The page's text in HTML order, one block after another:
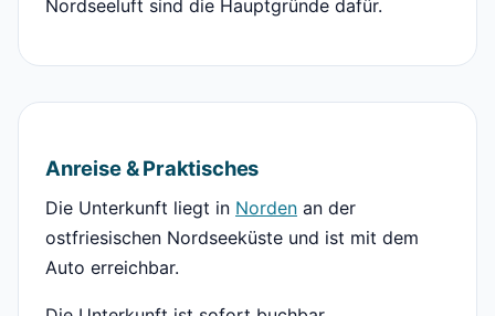
Nordseeluft sind die Hauptgründe dafür.
Anreise & Praktisches
Die Unterkunft liegt in Norden an der
ostfriesischen Nordseeküste und ist mit dem
Auto erreichbar.